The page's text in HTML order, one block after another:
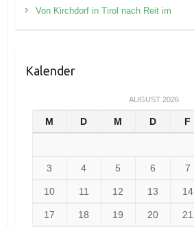
Von Kirchdorf in Tirol nach Reit im
Kalender
AUGUST 2026
M D M D F
3 4 5 6 7
10 11 12 13 14
17 18 19 20 21